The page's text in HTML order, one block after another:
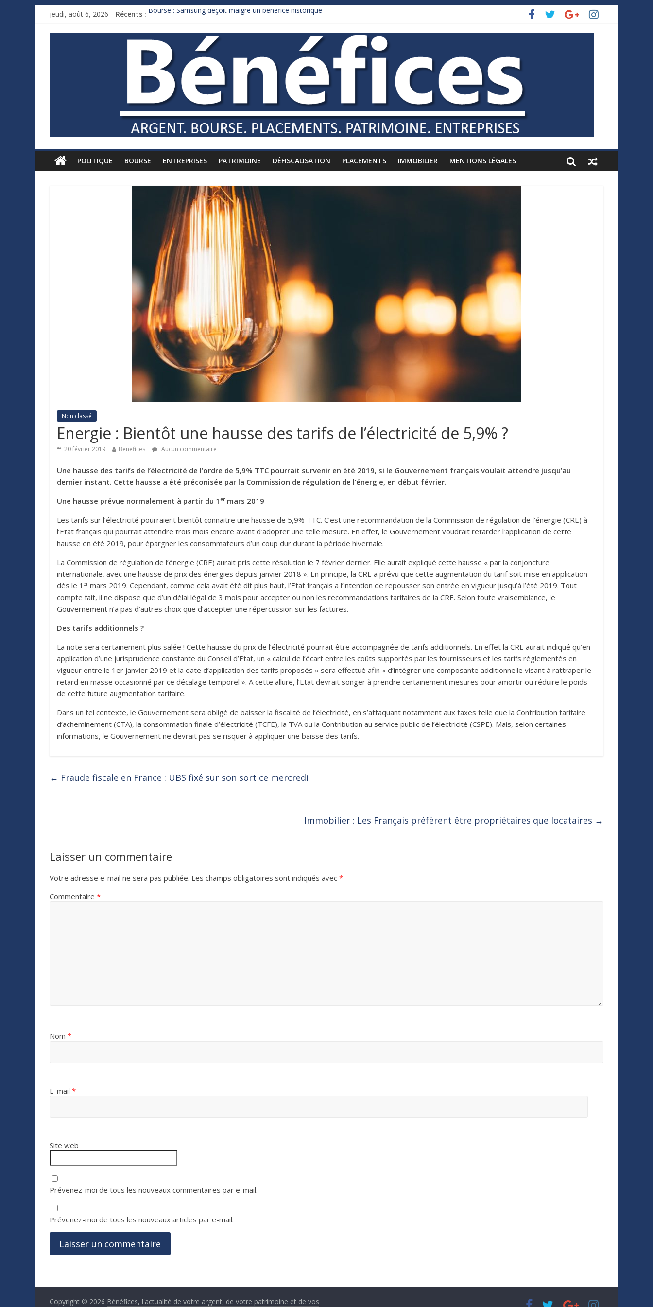
jeudi, août 6, 2026 Récents : Bourse : Samsung déçoit malgré un bénéfice historique
Xavier Niel, le milliardaire qui ne touche presque rien
Ruée des fortunes russes vers l’étranger
France : le logement mis à l’épreuve par la chaleur
POLITIQUE BOURSE ENTREPRISES PATRIMOINE DÉFISCALISATION PLACEMENTS IMMOBILIER MENTIONS LÉGALES
Non classé
Energie : Bientôt une hausse des tarifs de l’électricité de 5,9% ?
20 février 2019 Benefices Aucun commentaire
Une hausse des tarifs de l’électricité de l’ordre de 5,9% TTC pourrait survenir en été 2019, si le Gouvernement français voulait attendre jusqu’au
dernier instant. Cette hausse a été préconisée par la Commission de régulation de l’énergie, en début février.
Une hausse prévue normalement à partir du 1 er mars 2019
Les tarifs sur l’électricité pourraient bientôt connaitre une hausse de 5,9% TTC. C’est une recommandation de la Commission de régulation de l’énergie (CRE) à
l’Etat français qui pourrait attendre trois mois encore avant d’adopter une telle mesure. En effet, le Gouvernement voudrait retarder l’application de cette
hausse en été 2019, pour épargner les consommateurs d’un coup dur durant la période hivernale.
La Commission de régulation de l’énergie (CRE) aurait pris cette résolution le 7 février dernier. Elle aurait expliqué cette hausse « par la conjoncture
internationale, avec une hausse de prix des énergies depuis janvier 2018 ». En principe, la CRE a prévu que cette augmentation du tarif soit mise en application
dès le 1 er mars 2019. Cependant, comme cela avait été dit plus haut, l’Etat français a l’intention de repousser son entrée en vigueur jusqu’à l’été 2019. Tout
compte fait, il ne dispose que d’un délai légal de 3 mois pour accepter ou non les recommandations tarifaires de la CRE. Selon toute vraisemblance, le
Gouvernement n’a pas d’autres choix que d’accepter une répercussion sur les factures.
Des tarifs additionnels ?
La note sera certainement plus salée ! Cette hausse du prix de l’électricité pourrait être accompagnée de tarifs additionnels. En effet la CRE aurait indiqué qu’en
application d’une jurisprudence constante du Conseil d’Etat, un « calcul de l’écart entre les coûts supportés par les fournisseurs et les tarifs réglementés en
vigueur entre le 1er janvier 2019 et la date d’application des tarifs proposés » sera effectué afin « d’intégrer une composante additionnelle visant à rattraper le
retard en masse occasionné par ce décalage temporel ». A cette allure, l’Etat devrait songer à prendre certainement mesures pour amortir ou réduire le poids
de cette future augmentation tarifaire.
Dans un tel contexte, le Gouvernement sera obligé de baisser la fiscalité de l’électricité, en s’attaquant notamment aux taxes telle que la Contribution tarifaire
d’acheminement (CTA), la consommation finale d’électricité (TCFE), la TVA ou la Contribution au service public de l’électricité (CSPE). Mais, selon certaines
informations, le Gouvernement ne devrait pas se risquer à appliquer une baisse des tarifs.
← Fraude fiscale en France : UBS fixé sur son sort ce mercredi
Immobilier : Les Français préfèrent être propriétaires que locataires →
Laisser un commentaire
Votre adresse e-mail ne sera pas publiée. Les champs obligatoires sont indiqués avec *
Commentaire *
Nom *
E-mail *
Site web
Prévenez-moi de tous les nouveaux commentaires par e-mail.
Prévenez-moi de tous les nouveaux articles par e-mail.
Copyright © 2026 Bénéfices, l'actualité de votre argent, de votre patrimoine et de vos